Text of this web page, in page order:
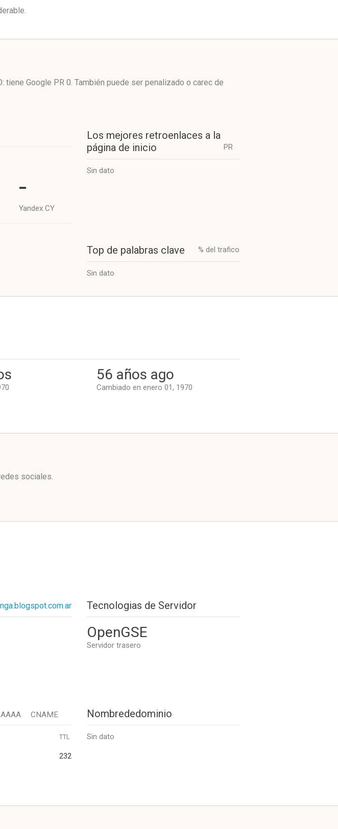
Google PR 0. También puede ser penalizado o carec de
-
Yandex CY
Los mejores retroenlaces a la
página de inicio
PR
Sin dato
Top de palabras clave % del trafico
Sin dato
56 años ago
Cambiado en enero 01, 1970
sociales.
Tecnologias de Servidor
OpenGSE
Servidor trasero
AAAA CNAME Nombrededominio
Sin dato
TTL
232